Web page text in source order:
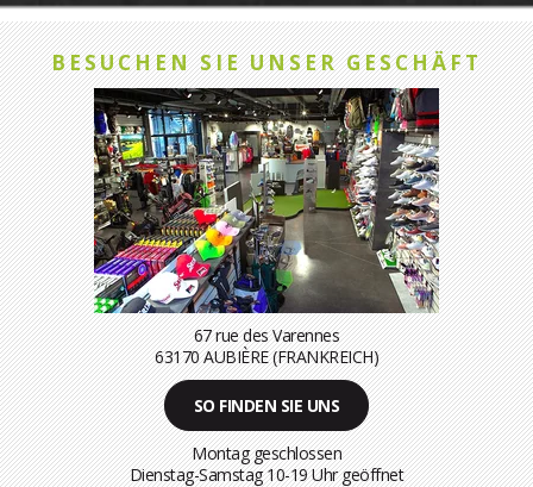
BESUCHEN SIE UNSER GESCHÄFT
67 rue des Varennes
63170 AUBIÈRE (FRANKREICH)
SO FINDEN SIE UNS
Montag geschlossen
Dienstag-Samstag 10-19 Uhr geöffnet